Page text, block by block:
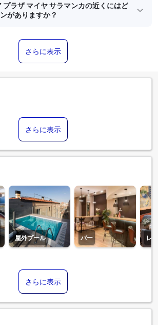
プラザ マイヤ サラマンカの近くにはど
がありますか？
さらに表示
さらに表示
屋外プール バー レ
さらに表示